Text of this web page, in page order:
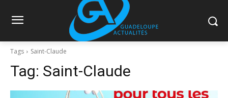
Tags Saint-Claude
Tag: Saint-Claude